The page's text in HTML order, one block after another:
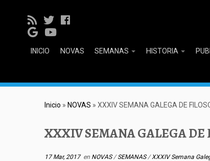
INICIO NOVAS SEMANAS HISTORIA
Inicio » NOVAS » XXXIV SEMANA GALEGA DE
XXXIV SEMANA GALEGA DE
17 Mar, 2017en NOVAS/SEMANAS/XXXIV Semana